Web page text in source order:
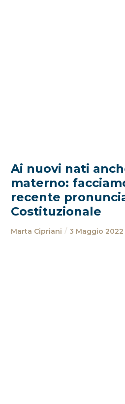
Ai nuovi nati
materno:
recente
Costituzionale
Marta Cipriani 3 Maggio 2022